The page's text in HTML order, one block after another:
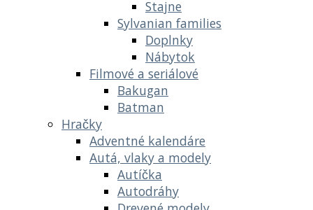
Stajne
Sylvanian families
Doplnky
Nábytok
Filmové a seriálové
Bakugan
Batman
Hračky
Adventné kalendáre
Autá, vlaky a modely
Autíčka
Autodráhy